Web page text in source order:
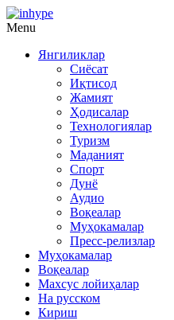
Menu
Янгиликлар
Сиёсат
Иқтисод
Жамият
Ҳодисалар
Технологиялар
Туризм
Маданият
Спорт
Дунё
Аудио
Воқеалар
Муҳокамалар
Пресс-релизлар
Муҳокамалар
Воқеалар
Махсус лойиҳалар
На русском
Кириш